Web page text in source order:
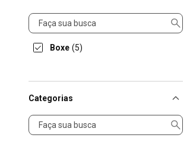
Modalidade
Boxe (5)
Categorias
Categorias